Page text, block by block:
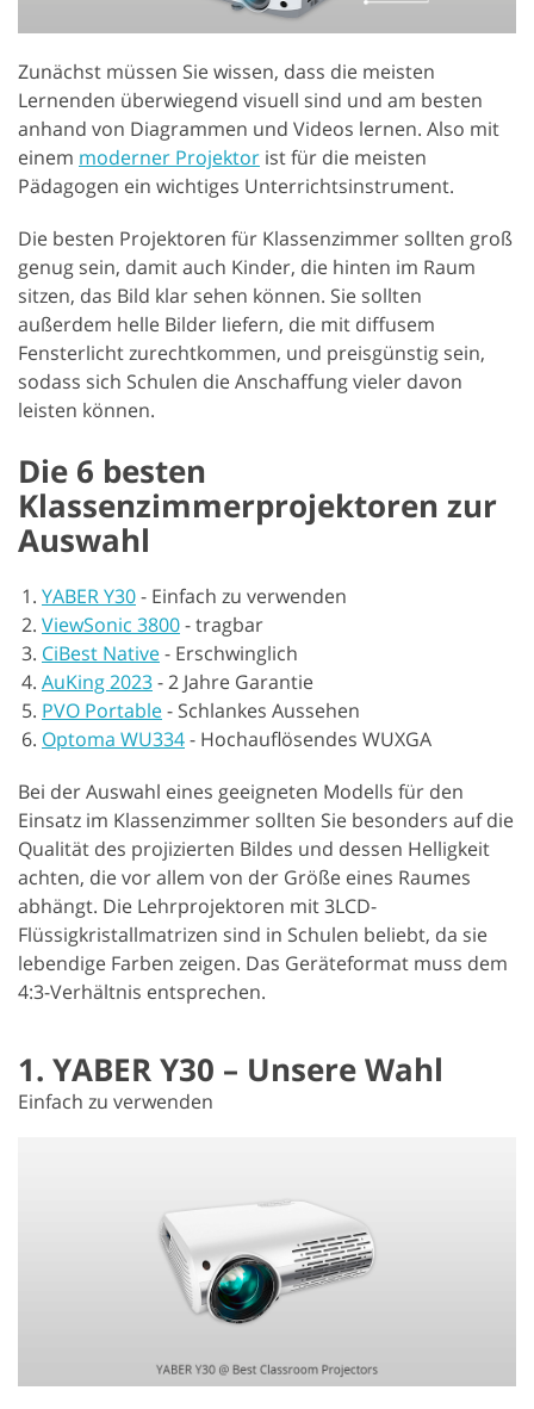
Zunächst müssen Sie wissen, dass die meisten
Lernenden überwiegend visuell sind und am besten
anhand von Diagrammen und Videos lernen. Also mit
einem moderner Projektor ist für die meisten
Pädagogen ein wichtiges Unterrichtsinstrument.
Die besten Projektoren für Klassenzimmer sollten groß
genug sein, damit auch Kinder, die hinten im Raum
sitzen, das Bild klar sehen können. Sie sollten
außerdem helle Bilder liefern, die mit diffusem
Fensterlicht zurechtkommen, und preisgünstig sein,
sodass sich Schulen die Anschaffung vieler davon
leisten können.
Die 6 besten
Klassenzimmerprojektoren zur
Auswahl
YABER Y30- Einfach zu verwenden
ViewSonic 3800-tragbar
CiBest Native- Erschwinglich
AuKing 2023-2 Jahre Garantie
PVO Portable- Schlankes Aussehen
Optoma WU334- Hochauflösendes WUXGA
Bei der Auswahl eines geeigneten Modells für den
Einsatz im Klassenzimmer sollten Sie besonders auf die
Qualität des projizierten Bildes und dessen Helligkeit
achten, die vor allem von der Größe eines Raumes
abhängt. Die Lehrprojektoren mit 3LCD-
Flüssigkristallmatrizen sind in Schulen beliebt, da sie
lebendige Farben zeigen. Das Geräteformat muss dem
4:3-Verhältnis entsprechen.
1. YABER Y30 – Unsere Wahl
Einfach zu verwenden